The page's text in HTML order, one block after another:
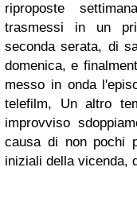
riproposte
trasmessi in un
seconda serata, di
domenica, e
messo in onda
telefilm, Un altro
improvviso
causa di non pochi
iniziali della vicenda,